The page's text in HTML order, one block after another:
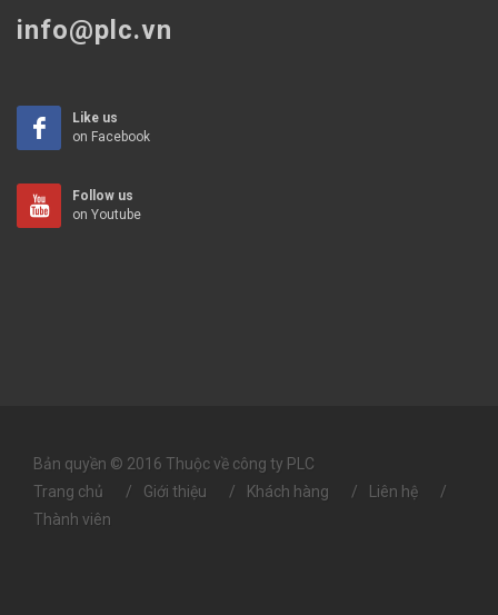
info@plc.vn
Like us
on Facebook
Follow us
on Youtube
Bản quyền © 2016 Thuộc về công ty PLC
Trang chủ
Giới thiệu Khách hàng
Liên hệ
Thành viên